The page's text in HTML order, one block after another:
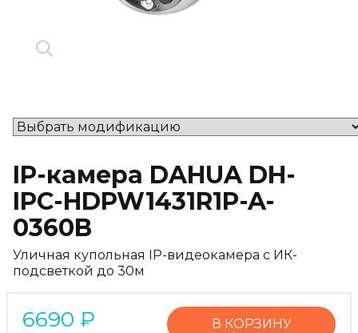
IP-камера DAHUA DH-
IPC-HDPW1431R1P-A-
0360B
Уличная купольная IP-видеокамера с ИК-
подсветкой до 30м
6690 ₽ В КОРЗИНУ